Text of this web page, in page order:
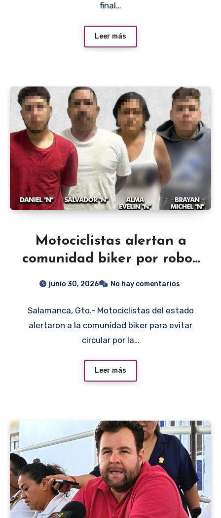
final…
Leer más
Motociclistas alertan a
comunidad biker por robos
en carretera de Salamanca
junio 30, 2026 No hay comentarios
Salamanca, Gto.- Motociclistas del estado
alertaron a la comunidad biker para evitar
circular por la…
Leer más